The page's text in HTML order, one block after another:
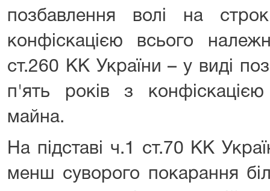
позбавлення волі на
конфіскацією всього
ст.260 КК України – у виді
п'ять років з
майна.
На підставі ч.1 ст.70 КК
менш суворого покарання